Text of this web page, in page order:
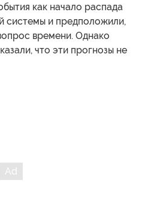
как начало распада
системы и предположили,
времени. Однако
что эти прогнозы не